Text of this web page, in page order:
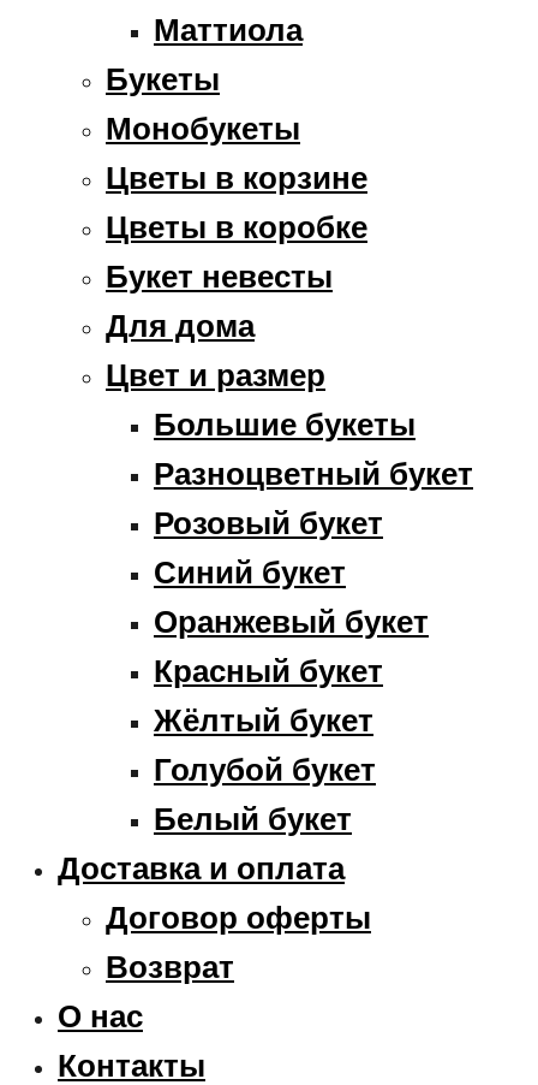
Маттиола
Букеты
Монобукеты
Цветы в корзине
Цветы в коробке
Букет невесты
Для дома
Цвет и размер
Большие букеты
Разноцветный букет
Розовый букет
Синий букет
Оранжевый букет
Красный букет
Жёлтый букет
Голубой букет
Белый букет
Доставка и оплата
Договор оферты
Возврат
О нас
Контакты